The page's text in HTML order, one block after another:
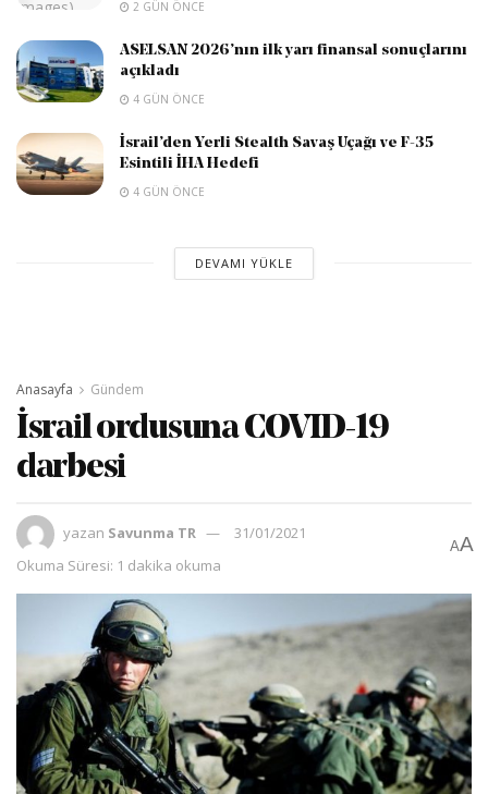
2 GÜN ÖNCE
ASELSAN 2026’nın ilk yarı finansal sonuçlarını
açıkladı
4 GÜN ÖNCE
İsrail’den Yerli Stealth Savaş Uçağı ve F-35
Esintili İHA Hedefi
4 GÜN ÖNCE
DEVAMI YÜKLE
Anasayfa Gündem
İsrail ordusuna COVID-19
darbesi
yazan Savunma TR
31/01/2021
Okuma Süresi: 1 dakika okuma
AA